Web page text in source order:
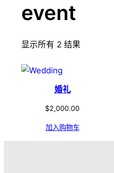
event
显示所有 2 结果
婚礼
$2,000.00
加入购物车